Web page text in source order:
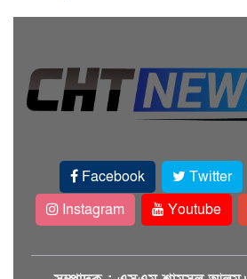
Facebook Twitter
Instagram
Youtube